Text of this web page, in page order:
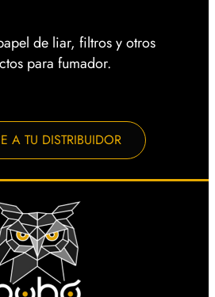
de liar, filtros y otros
para fumador.
A TU DISTRIBUIDOR